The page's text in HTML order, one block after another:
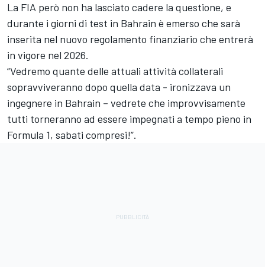
La FIA però non ha lasciato cadere la questione, e
durante i giorni di test in Bahrain è emerso che sarà
inserita nel nuovo regolamento finanziario che entrerà
in vigore nel 2026.
“Vedremo quante delle attuali attività collaterali
sopravviveranno dopo quella data - ironizzava un
ingegnere in Bahrain – vedrete che improvvisamente
tutti torneranno ad essere impegnati a tempo pieno in
Formula 1, sabati compresi!”.